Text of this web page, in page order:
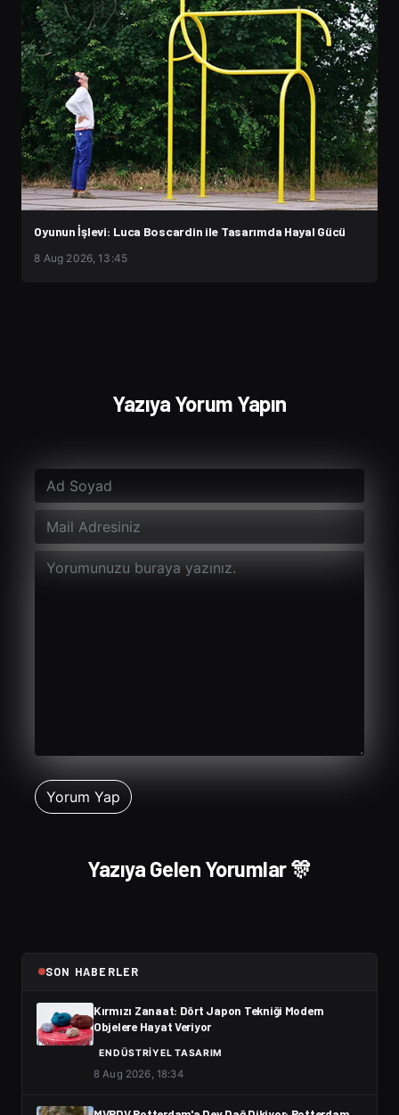
Oyunun İşlevi: Luca Boscardin ile Tasarımda Hayal Gücü
8 Aug 2026, 13:45
Yazıya Yorum Yapın
Yazıya Gelen Yorumlar 🎊
SON HABERLER
Kırmızı Zanaat: Dört Japon Tekniği Modern
Objelere Hayat Veriyor
ENDÜSTRIYEL TASARIM
8 Aug 2026, 18:34